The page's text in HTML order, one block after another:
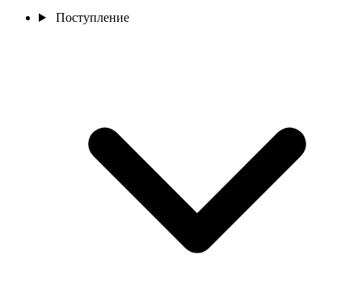
Поступление